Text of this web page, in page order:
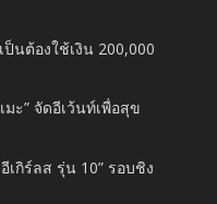
นต้องใช้เงิน 200,000
มะ” จัดอีเว้นท์เพื่อสุข
เกิร์ลส รุ่น 10” รอบชิง